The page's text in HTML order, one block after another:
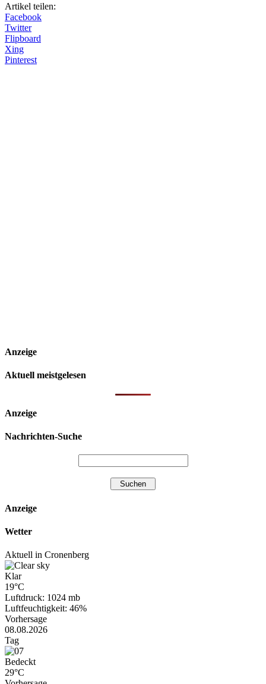
Artikel teilen:
Facebook
Twitter
Flipboard
Xing
Pinterest
Anzeige
Aktuell meistgelesen
Anzeige
Nachrichten-Suche
Anzeige
Wetter
Aktuell in Cronenberg
Klar
19°C
Luftdruck: 1024 mb
Luftfeuchtigkeit: 46%
Vorhersage
08.08.2026
Tag
Bedeckt
29°C